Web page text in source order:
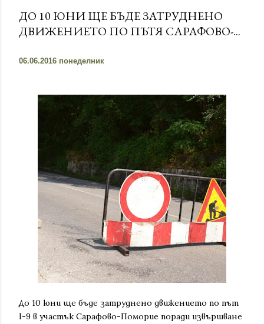
ДО 10 ЮНИ ЩЕ БЪДЕ ЗАТРУДНЕНО
ДВИЖЕНИЕТО ПО ПЪТЯ САРАФОВО-...
06.06.2016 понеделник
До 10 юни ще бъде затруднено движението по път
I-9 в участък Сарафово-Поморие поради извършване